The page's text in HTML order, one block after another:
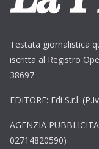
Testata giornalistica
iscritta al Registro
38697
EDITORE: Edi S.r.l.
AGENZIA
02714820590)